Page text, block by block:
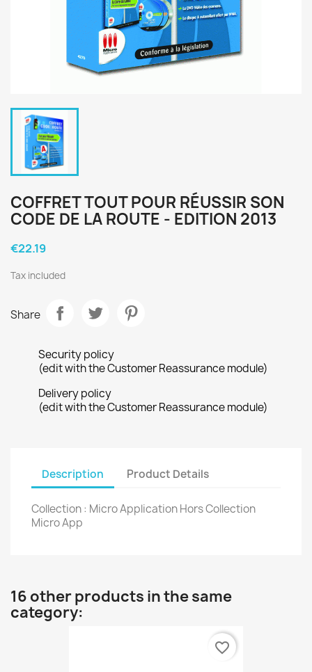
COFFRET TOUT POUR RÉUSSIR SON
CODE DE LA ROUTE - EDITION 2013
€22.19
Tax included
Share
Security policy
(edit with the Customer Reassurance module)
Delivery policy
(edit with the Customer Reassurance module)
Description Product Details
Collection : Micro Application Hors Collection
Micro App
16 other products in the same
category:
favorite_border